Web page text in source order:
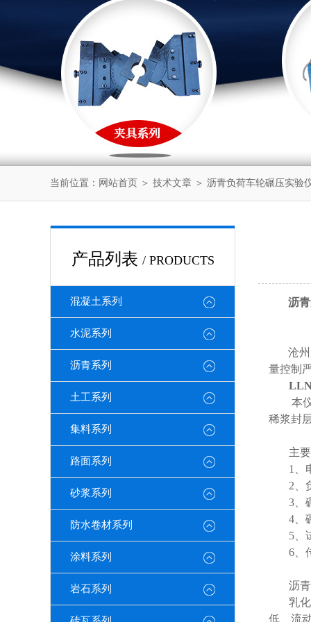
当前位置： 网站首页 ＞ 技术文章 ＞ 沥青负荷车轮碾压实验
产品列表 / PRODUCTS
混凝土系列
水泥系列
沥青系列
土工系列
集料系列
路面系列
砂浆系列
防水卷材系列
涂料系列
岩石系列
沥
沧
量控制
本
稀浆封
主
1
2
3
4
5
6
沥
乳
低、流